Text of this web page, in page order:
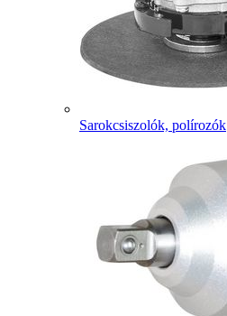
Sarokcsiszolók, polírozók